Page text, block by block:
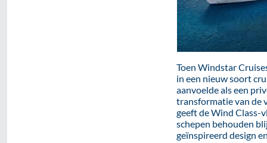
Toen Windstar
in een nieuw soort
aanvoelde als een
transformatie van de
geeft de Wind Class-
schepen behouden
geïnspireerd design